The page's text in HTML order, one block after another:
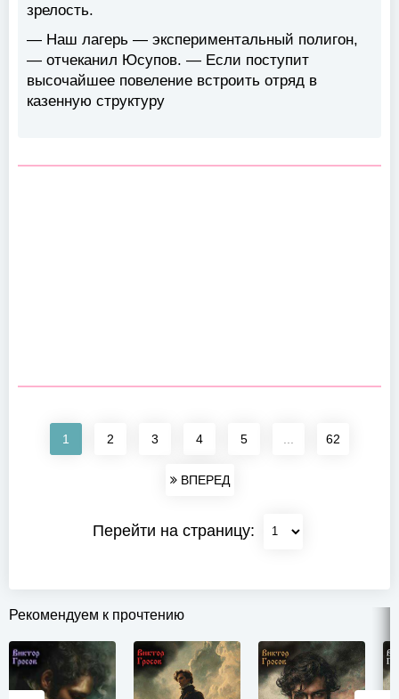
зрелость.
— Наш лагерь — экспериментальный полигон,
— отчеканил Юсупов. — Если поступит
высочайшее повеление встроить отряд в
казенную структуру
1 2 3 4 5 62
ВПЕРЕД
Перейти на страницу:
Рекомендуем к прочтению